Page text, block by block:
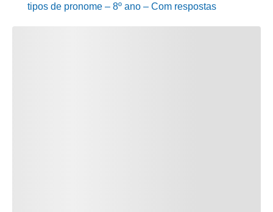
tipos de pronome – 8º ano – Com respostas